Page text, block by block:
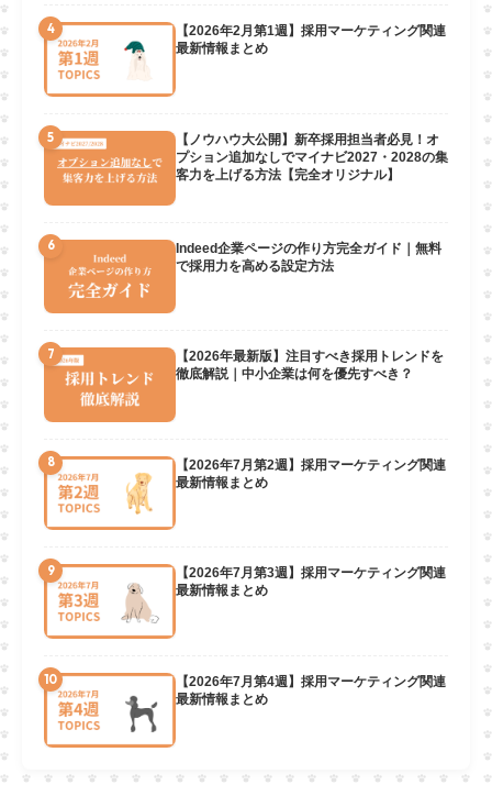
4
【2026年2月第1週】採用マーケティング関連
最新情報まとめ
5
【ノウハウ大公開】新卒採用担当者必見！オ
プション追加なしでマイナビ2027・2028の集
客力を上げる方法【完全オリジナル】
6
Indeed企業ページの作り方完全ガイド｜無料
で採用力を高める設定方法
7
【2026年最新版】注目すべき採用トレンドを
徹底解説｜中小企業は何を優先すべき？
8
【2026年7月第2週】採用マーケティング関連
最新情報まとめ
9
【2026年7月第3週】採用マーケティング関連
最新情報まとめ
10
【2026年7月第4週】採用マーケティング関連
最新情報まとめ